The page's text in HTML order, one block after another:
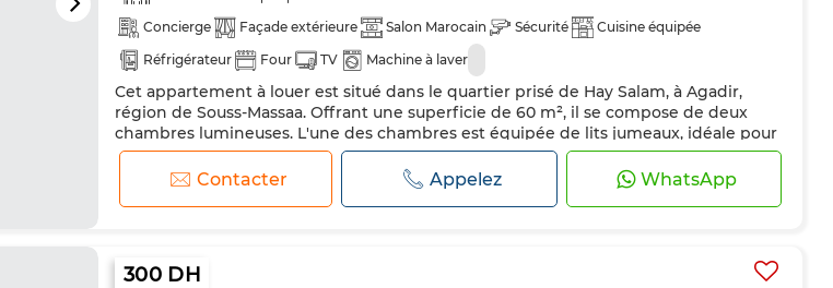
Concierge Façade extérieure Salon Marocain Sécurité
Cuisine équipée
Réfrigérateur
Four TV Machine à laver
Cet appartement à louer est situé dans le quartier prisé de Hay Salam, à Agadir,
région de Souss-Massaa. Offrant une superficie de 60 m², il se compose de deux
chambres lumineuses. L'une des chambres est équipée de lits jumeaux, idéale pour
accueillir plusieurs personnes, tandis que l'autre dispose d'un lit double confortable.
L'appartement comprend également deux salles de bains modernes, bien équipées
pour répondre aux besoins des locataires. ...
Contacter Appelez WhatsApp
300 DH